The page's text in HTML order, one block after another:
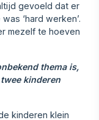
gevoeld dat er
‘hard werken’.
mezelf te hoeven
thema is,
kinderen
kinderen klein